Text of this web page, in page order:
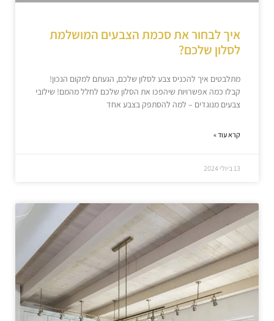
איך לבחור את סכמת הצבעים המושלמת
לסלון שלכם?
מתלבטים איך להכניס צבע לסלון שלכם, הגעתם למקום הנכון!
קבלו כמה אפשרויות שיהפכו את הסלון שלכם לחלל מהמם! שילובי
צבעים מנוגדים – למה להסתפק בצבע אחד
קרא עוד »
13 ביולי 2024